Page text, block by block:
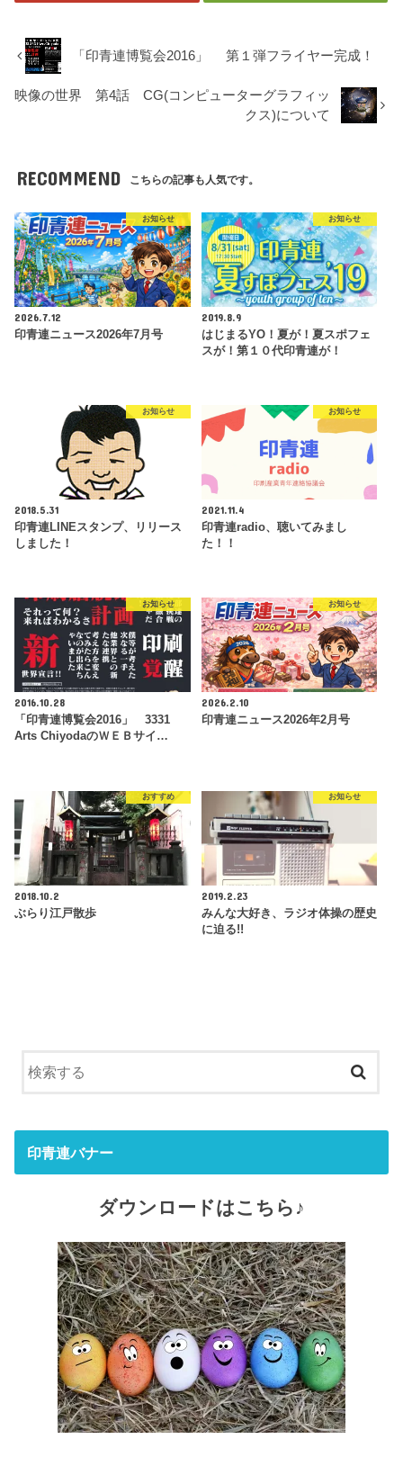
「印青連博覧会2016」 第１弾フライヤー完成！
映像の世界 第4話 CG(コンピューターグラフィッ
クス)について
RECOMMEND こちらの記事も人気です。
お知らせ
2026.7.12
印青連ニュース2026年7月号
お知らせ
2019.8.9
はじまるYO！夏が！夏スポフェ
スが！第１０代印青連が！
お知らせ
2018.5.31
印青連LINEスタンプ、リリース
しました！
お知らせ
2021.11.4
印青連radio、聴いてみまし
た！！
お知らせ
2016.10.28
「印青連博覧会2016」 3331
Arts ChiyodaのＷＥＢサイ…
お知らせ
2026.2.10
印青連ニュース2026年2月号
おすすめ
2018.10.2
ぶらり江戸散歩
お知らせ
2019.2.23
みんな大好き、ラジオ体操の歴史
に迫る!!
印青連バナー
ダウンロードはこちら♪